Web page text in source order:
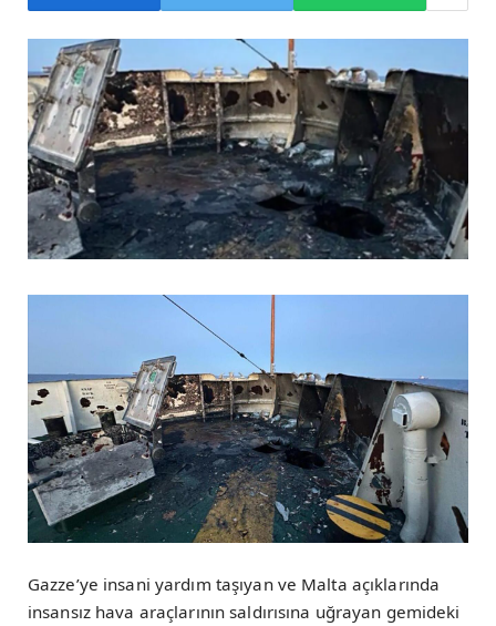
Gazze’ye insani yardım taşıyan ve Malta açıklarında
insansız hava araçlarının saldırısına uğrayan gemideki